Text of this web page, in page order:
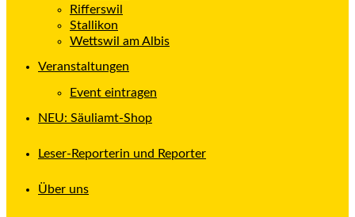
Rifferswil
Stallikon
Wettswil am Albis
Veranstaltungen
Event eintragen
NEU: Säuliamt-Shop
Leser-Reporterin und Reporter
Über uns